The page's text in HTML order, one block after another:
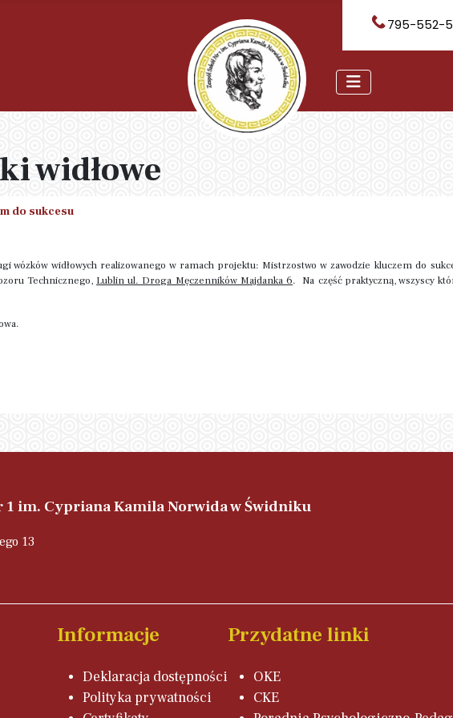
795-552-
widłowe
do sukcesu
wózków widłowych realizowanego w ramach projektu: Mistrzostwo w zawodzie kluczem do
Technicznego, Lublin ul. Droga Męczenników Majdanka 6. Na część praktyczną, wszyscy
1 im. Cypriana Kamila Norwida w Świdniku
13
Informacje
Deklaracja dostępności
Polityka prywatności
Przydatne linki
OKE
CKE